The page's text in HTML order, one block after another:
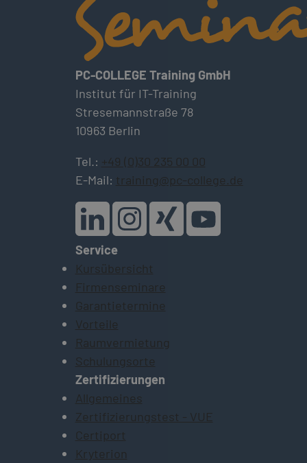
PC-COLLEGE Training GmbH
Institut für IT-Training
Stresemannstraße 78
10963 Berlin
Tel.: +49 (0)30 235 00 00
E-Mail: training@pc-college.de
Service
Kursübersicht
Firmenseminare
Garantietermine
Vorteile
Raumvermietung
Schulungsorte
Zertifizierungen
Allgemeines
Zertifizierungstest - VUE
Certiport
Kryterion